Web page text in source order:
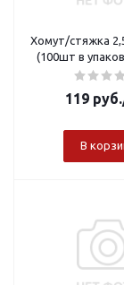
Хомут/стяжка
(100шт в
119 руб.
В